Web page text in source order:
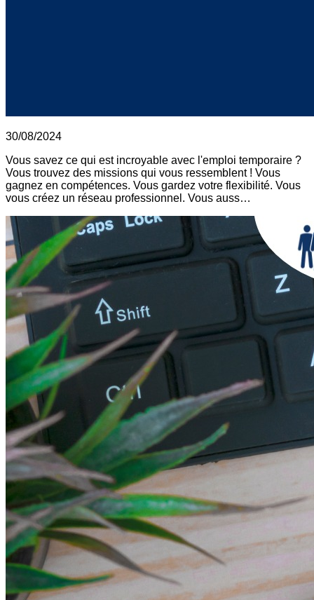
30/08/2024
Vous savez ce qui est incroyable avec l'emploi temporaire ?
Vous trouvez des missions qui vous ressemblent ! Vous
gagnez en compétences. Vous gardez votre flexibilité. Vous
vous créez un réseau professionnel. Vous auss…